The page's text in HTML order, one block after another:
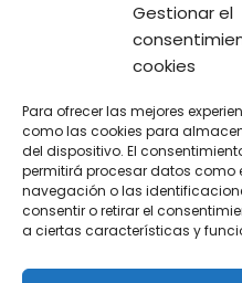
Gestionar el
cookies
Para ofrecer las mejores
como las cookies para
del dispositivo. El
permitirá procesar datos como
navegación o las
consentir o retirar el
a ciertas características y
Información
Ropa de Mujer
Ropa de Hombre
Política de privacidad
Condiciones generales